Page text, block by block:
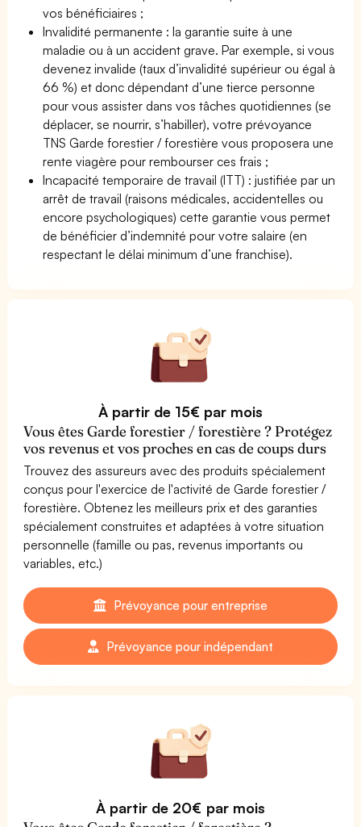
vos bénéficiaires ;
Invalidité permanente : la garantie suite à une
maladie ou à un accident grave. Par exemple, si vous
devenez invalide (taux d’invalidité supérieur ou égal à
66 %) et donc dépendant d’une tierce personne
pour vous assister dans vos tâches quotidiennes (se
déplacer, se nourrir, s’habiller), votre prévoyance
TNS Garde forestier / forestière vous proposera une
rente viagère pour rembourser ces frais ;
Incapacité temporaire de travail (ITT) : justifiée par un
arrêt de travail (raisons médicales, accidentelles ou
encore psychologiques) cette garantie vous permet
de bénéficier d’indemnité pour votre salaire (en
respectant le délai minimum d’une franchise).
À partir de 15€ par mois
Vous êtes Garde forestier / forestière ? Protégez
vos revenus et vos proches en cas de coups durs
Trouvez des assureurs avec des produits spécialement
conçus pour l'exercice de l'activité de Garde forestier /
forestière. Obtenez les meilleurs prix et des garanties
spécialement construites et adaptées à votre situation
personnelle (famille ou pas, revenus importants ou
variables, etc.)
Prévoyance pour entreprise
Prévoyance pour indépendant
À partir de 20€ par mois